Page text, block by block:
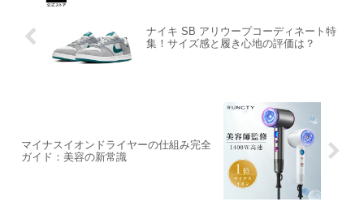
ナイキ SB アリウープコーディネート特
集！サイズ感と履き心地の評価は？
マイナスイオンドライヤーの仕組み完全
ガイド：美容の新常識